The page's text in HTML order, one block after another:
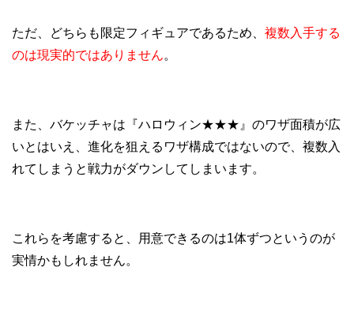
ただ、どちらも限定フィギュアであるため、 複数入手する
のは現実的ではありません。
また、バケッチャは『ハロウィン★★★』のワザ面積が広
いとはいえ、進化を狙えるワザ構成ではないので、複数入
れてしまうと戦力がダウンしてしまいます。
これらを考慮すると、用意できるのは1体ずつというのが
実情かもしれません。